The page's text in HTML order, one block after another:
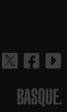
BASQUE.